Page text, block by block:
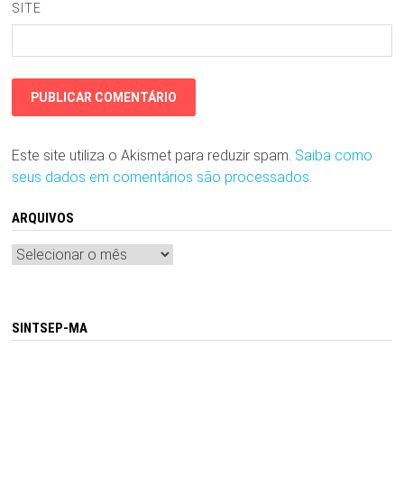
SITE
Este site utiliza o Akismet para reduzir spam. Saiba como
seus dados em comentários são processados.
ARQUIVOS
Arquivos
SINTSEP-MA